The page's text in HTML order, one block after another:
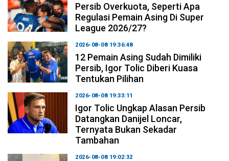
Persib Overkuota, Seperti Apa
Regulasi Pemain Asing Di Super
League 2026/27?
2026-08-08 19:36:48
12 Pemain Asing Sudah Dimiliki
Persib, Igor Tolic Diberi Kuasa
Tentukan Pilihan
2026-08-08 19:33:11
Igor Tolic Ungkap Alasan Persib
Datangkan Danijel Loncar,
Ternyata Bukan Sekadar
Tambahan
2026-08-08 19:02:32